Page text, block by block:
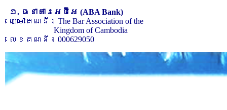
១. ធនាគារអេប៊ីអេ (ABA Bank)
ឈ្មោះគណនី ៖ The Bar Association of the
Kingdom of Cambodia
លេខគណនី ៖ 000629050